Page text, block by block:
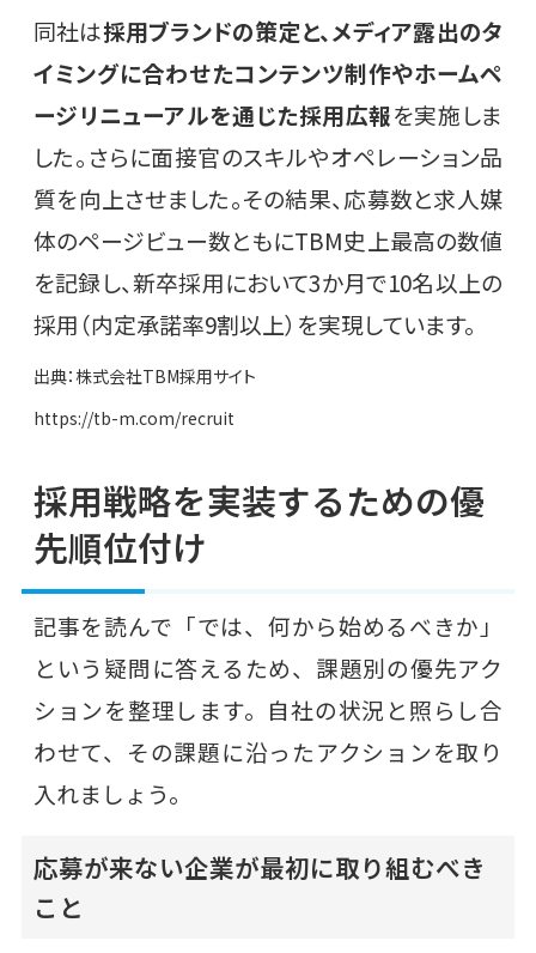
同社は採用ブランドの策定と、メディア露出のタ
イミングに合わせたコンテンツ制作やホームペ
ージリニューアルを通じた採用広報を実施しま
した。さらに面接官のスキルやオペレーション品
質を向上させました。その結果、応募数と求人媒
体のページビュー数ともにTBM史上最高の数値
を記録し、新卒採用において3か月で10名以上の
採用（内定承諾率9割以上）を実現しています。
出典：株式会社TBM採用サイト
https://tb-m.com/recruit
採用戦略を実装するための優
先順位付け
記事を読んで「では、何から始めるべきか」
という疑問に答えるため、課題別の優先アク
ションを整理します。自社の状況と照らし合
わせて、その課題に沿ったアクションを取り
入れましょう。
応募が来ない企業が最初に取り組むべき
こと